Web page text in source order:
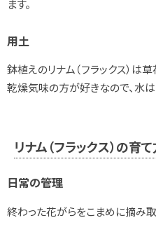
ます。
用土
鉢植えのリナム（フラックス）は
乾燥気味の方が好きなので、水
リナム（フラックス）の育
日常の管理
終わった花がらをこまめに摘み取